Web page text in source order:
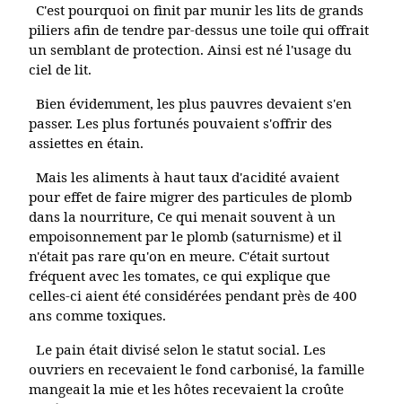
C'est pourquoi on finit par munir les lits de grands
piliers afin de tendre par-dessus une toile qui offrait
un semblant de protection. Ainsi est né l'usage du
ciel de lit.
Bien évidemment, les plus pauvres devaient s'en
passer. Les plus fortunés pouvaient s'offrir des
assiettes en étain.
Mais les aliments à haut taux d'acidité avaient
pour effet de faire migrer des particules de plomb
dans la nourriture, Ce qui menait souvent à un
empoisonnement par le plomb (saturnisme) et il
n'était pas rare qu'on en meure. C'était surtout
fréquent avec les tomates, ce qui explique que
celles-ci aient été considérées pendant près de 400
ans comme toxiques.
Le pain était divisé selon le statut social. Les
ouvriers en recevaient le fond carbonisé, la famille
mangeait la mie et les hôtes recevaient la croûte